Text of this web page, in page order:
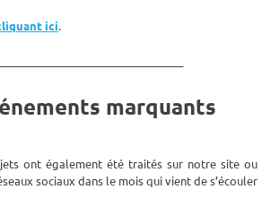
ici.
marquants
ont également été traités sur notre site ou
sociaux dans le mois qui vient de s’écouler